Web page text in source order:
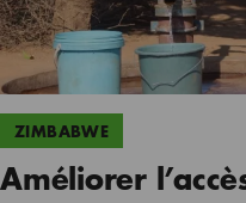
ZIMBABWE
Améliorer